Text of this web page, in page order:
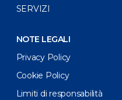
SERVIZI
NOTE LEGALI
Privacy Policy
Cookie Policy
Limiti di responsabilità